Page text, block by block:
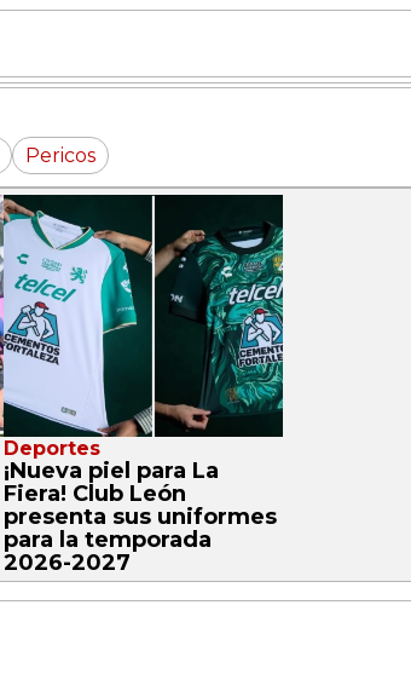
Pericos
Deportes
¡Nueva piel para La
Fiera! Club León
presenta sus uniformes
para la temporada
2026-2027